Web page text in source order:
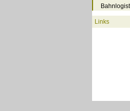
Links